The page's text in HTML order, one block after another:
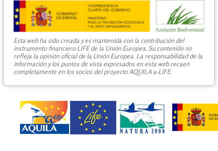
Esta web ha sido creada y es mantenida con la contribución del
instrumento financiero LIFE de la Unión Europea. Su contenido no
refleja la opinión oficial de la Unión Europea. La responsabilidad de la
información y los puntos de vista expresados en esta web recaen
completamente en los socios del proyecto AQUILA a-LIFE.